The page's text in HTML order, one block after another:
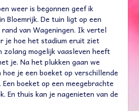
weer is begonnen geef ik
Bloemrijk. De tuin ligt op een
van Wageningen. Ik vertel
je hoe het stadium eruit ziet
zolang mogelijk vaasleven heeft
je. Na het plukken gaan we
je een boeket op verschillende
boeket op een meegebrachte
En thuis kan je nagenieten van de